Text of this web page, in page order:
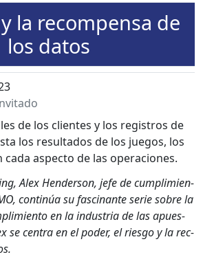
la recompensa de
los datos
Alex Hen­der­son, jefe de cumplim­ien­
con­tinúa su fasci­nante serie sobre la
en la indus­tria de las apues­
se cen­tra en el poder, el ries­go y la rec­